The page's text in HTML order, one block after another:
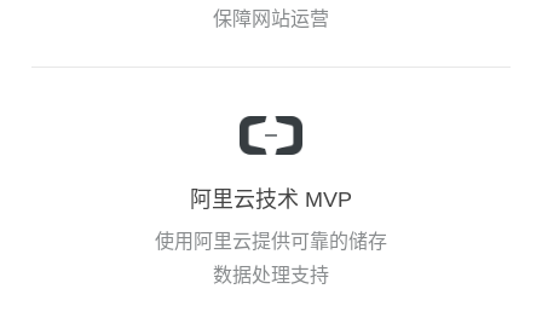
保障网站运营
阿里云技术 MVP
使用阿里云提供可靠的储存
数据处理支持